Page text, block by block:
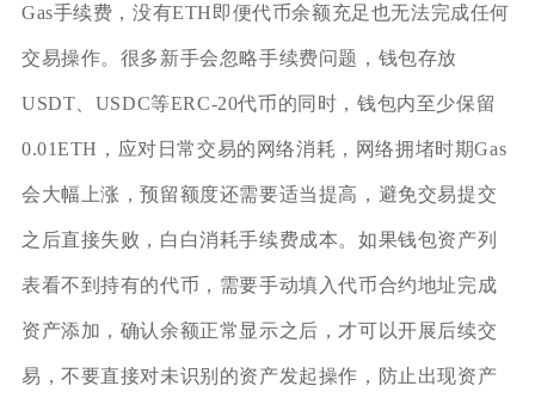
Gas手续费，没有ETH即便代币余额充足也无法完成任何
交易操作。很多新手会忽略手续费问题，钱包存放
USDT、USDC等ERC‑20代币的同时，钱包内至少保留
0.01ETH，应对日常交易的网络消耗，网络拥堵时期Gas
会大幅上涨，预留额度还需要适当提高，避免交易提交
之后直接失败，白白消耗手续费成本。如果钱包资产列
表看不到持有的代币，需要手动填入代币合约地址完成
资产添加，确认余额正常显示之后，才可以开展后续交
易，不要直接对未识别的资产发起操作，防止出现资产